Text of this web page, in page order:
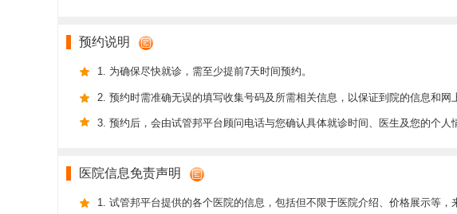
预约说明
1. 为确保尽快就诊，需至少提前7天时间预约。
2. 预约时需准确无误的填写收集号码及所需相关信息，以保证到院的信息和网
3. 预约后，会由试管邦平台顾问电话与您确认具体就诊时间、医生及您的个人
医院信息免责声明
1. 试管邦平台提供的各个医院的信息，包括但不限于医院介绍、价格展示等，